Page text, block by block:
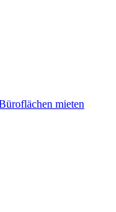
mieten